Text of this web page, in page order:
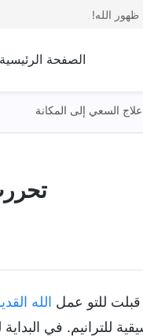
الله!
الصفحة الرئيسية
علاج السعي إلى المكانة
الله
للترانيم. في